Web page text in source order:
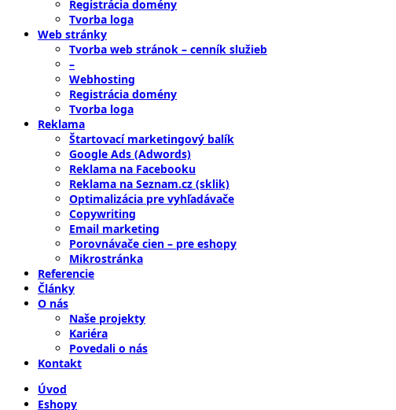
Registrácia domény
Tvorba loga
Web stránky
Tvorba web stránok – cenník služieb
–
Webhosting
Registrácia domény
Tvorba loga
Reklama
Štartovací marketingový balík
Google Ads (Adwords)
Reklama na Facebooku
Reklama na Seznam.cz (sklik)
Optimalizácia pre vyhľadávače
Copywriting
Email marketing
Porovnávače cien – pre eshopy
Mikrostránka
Referencie
Články
O nás
Naše projekty
Kariéra
Povedali o nás
Kontakt
Úvod
Eshopy